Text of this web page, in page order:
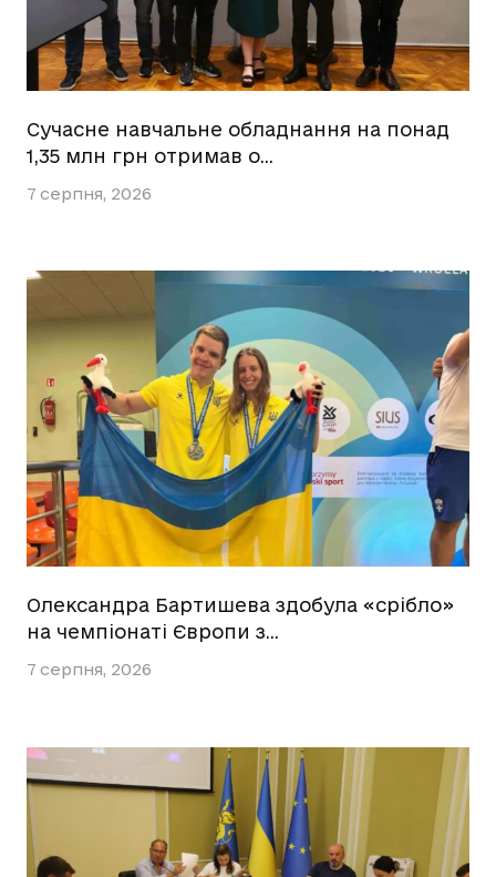
Сучасне навчальне обладнання на понад
1,35 млн грн отримав о…
7 серпня, 2026
Олександра Бартишева здобула «срібло»
на чемпіонаті Європи з…
7 серпня, 2026